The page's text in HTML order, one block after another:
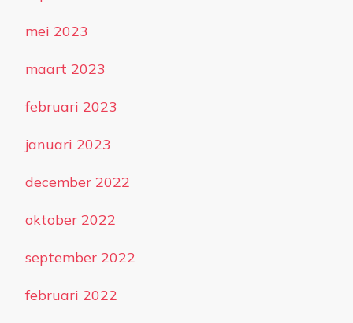
mei 2023
maart 2023
februari 2023
januari 2023
december 2022
oktober 2022
september 2022
februari 2022